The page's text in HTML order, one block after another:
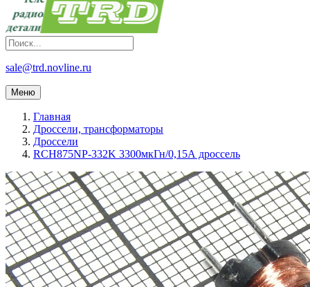
sale@trd.novline.ru
Меню
Главная
Дроссели, трансформаторы
Дроссели
RCH875NP-332K 3300мкГн/0,15А дроссель